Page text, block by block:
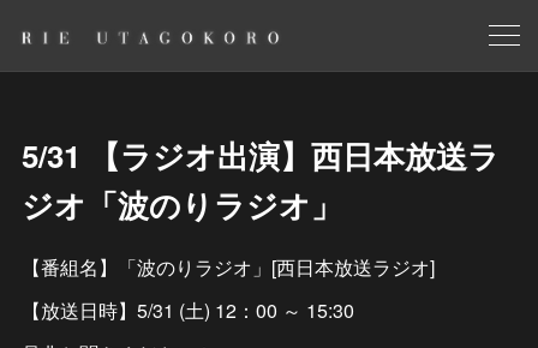
5/31 【ラジオ出演】西日本放送ラ
ジオ「波のりラジオ」
【番組名】「波のりラジオ」[西日本放送ラジオ]
【放送日時】5/31 (土) 12：00 ～ 15:30